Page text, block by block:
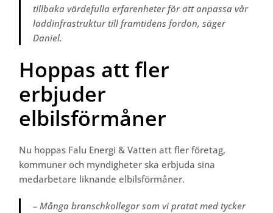
tillbaka värdefulla erfarenheter för att anpassa vår
laddinfrastruktur till framtidens fordon, säger
Daniel.
Hoppas att fler
erbjuder
elbilsförmåner
Nu hoppas Falu Energi & Vatten att fler företag,
kommuner och myndigheter ska erbjuda sina
medarbetare liknande elbilsförmåner.
– Många branschkollegor som vi pratat med tycker